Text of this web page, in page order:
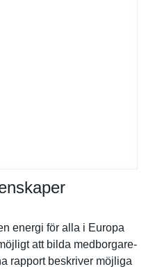
energi för alla i Europa
att bilda medborgare­
rapport beskriver möjliga